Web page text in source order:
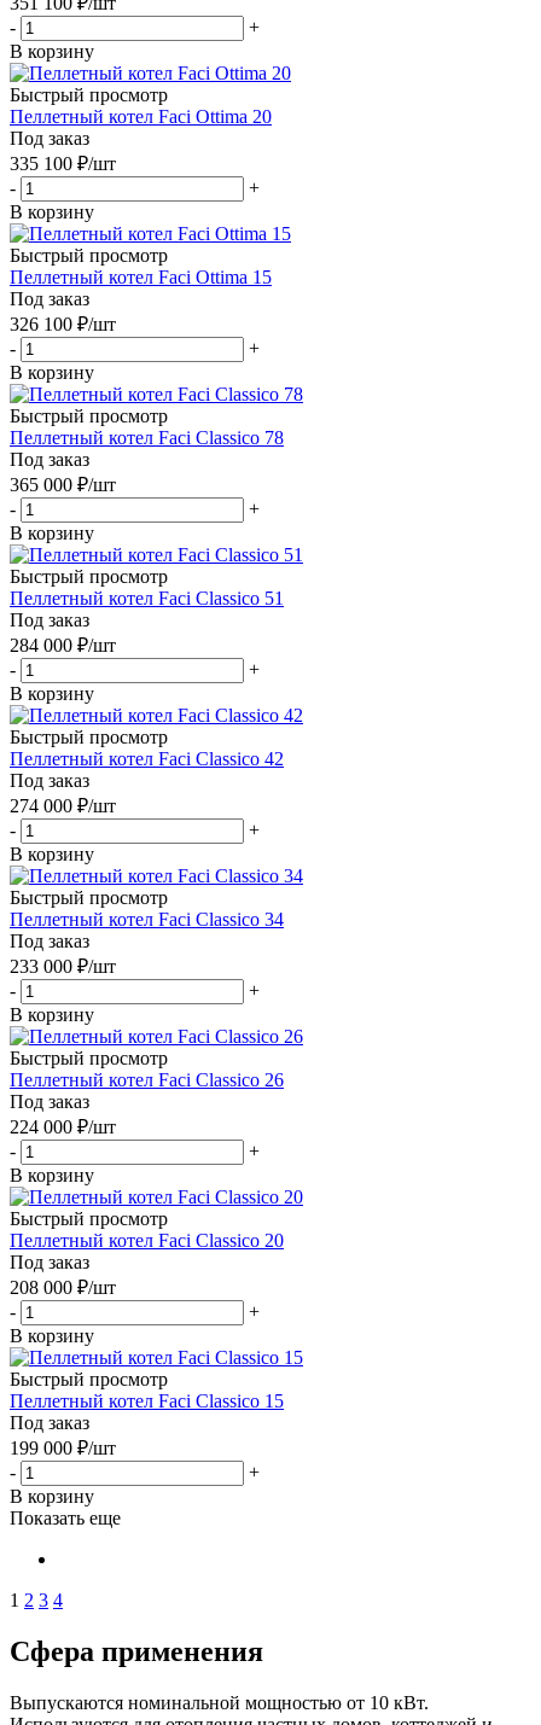
-
+
В корзину
Быстрый просмотр
Пеллетный котел Faci Ottima 20
Под заказ
335 100 ₽/шт
-
+
В корзину
Быстрый просмотр
Пеллетный котел Faci Ottima 15
Под заказ
326 100 ₽/шт
-
+
В корзину
Быстрый просмотр
Пеллетный котел Faci Classico 78
Под заказ
365 000 ₽/шт
-
+
В корзину
Быстрый просмотр
Пеллетный котел Faci Classico 51
Под заказ
284 000 ₽/шт
-
+
В корзину
Быстрый просмотр
Пеллетный котел Faci Classico 42
Под заказ
274 000 ₽/шт
-
+
В корзину
Быстрый просмотр
Пеллетный котел Faci Classico 34
Под заказ
233 000 ₽/шт
-
+
В корзину
Быстрый просмотр
Пеллетный котел Faci Classico 26
Под заказ
224 000 ₽/шт
-
+
В корзину
Быстрый просмотр
Пеллетный котел Faci Classico 20
Под заказ
208 000 ₽/шт
-
+
В корзину
Быстрый просмотр
Пеллетный котел Faci Classico 15
Под заказ
199 000 ₽/шт
-
+
В корзину
Показать еще
1 2 3 4
Сфера применения
Выпускаются номинальной мощностью от 10 кВт.